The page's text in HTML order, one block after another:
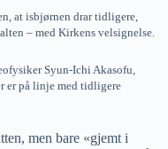
at isbjørnen drar tidligere,
– med Kirkens velsignelse.
Syun-Ichi Akasofu,
er på linje med tidligere
men bare «gjemt i